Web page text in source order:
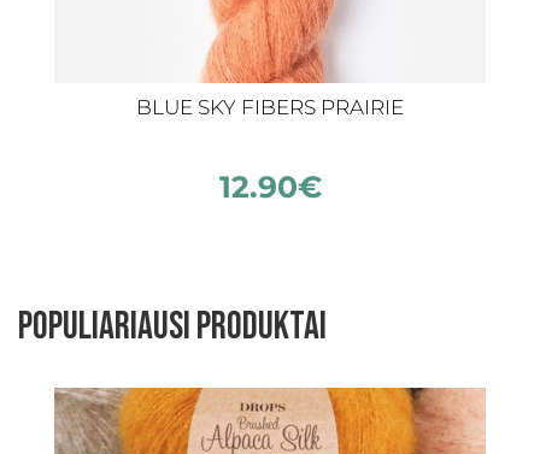
BLUE SKY FIBERS PRAIRIE
12.90€
Populiariausi produktai